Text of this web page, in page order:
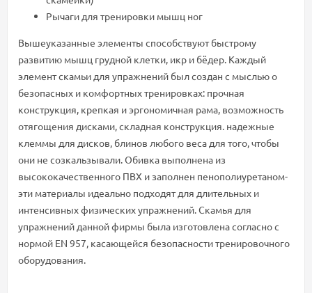
Рычаги для тренировки мышц ног
Вышеуказанные элементы способствуют быстрому
развитию мышц грудной клетки, икр и бёдер. Kaждый
элемент скамьи для упражнений был создан с мыслью о
безопасных и комфортных тренировках: прочная
конструкция, крепкая и эргономичная рама, возможность
отягощения дисками, складная конструкция. надежные
клеммы для дисков, блинов любого веса для того, чтобы
они не созкальзывали. Обивка выполнена из
высококачественного ПВХ и заполнен пенополиуретаном-
эти материалы идеально подходят для длительных и
интенсивных физических упражнений. Скамья для
упражнений данной фирмы была изготовлена согласно с
нормой EN 957, касающейся безопасности тренировочного
оборудования.